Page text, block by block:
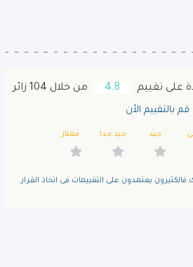
على تقييم 4.8 من خلال 104 زائر
قم بالتقييم الأن
جيد جيد جدا ممتاز
يعتمدون على التقييمات فى اتخاذ القرار.